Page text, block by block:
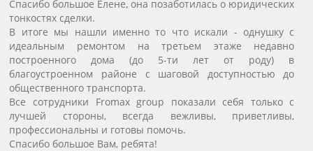
Спасибо большое Елене, она позаботилась о юридических
тонкостях сделки.
В итоге мы нашли именно то что искали - однушку с
идеальным ремонтом на третьем этаже недавно
построенного дома (до 5-ти лет от роду) в
благоустроенном районе с шаговой доступностью до
общественного транспорта.
Все сотрудники Fromax group показали себя только с
лучшей стороны, всегда вежливы, приветливы,
профессиональны и готовы помочь.
Спасибо большое Вам, ребята!